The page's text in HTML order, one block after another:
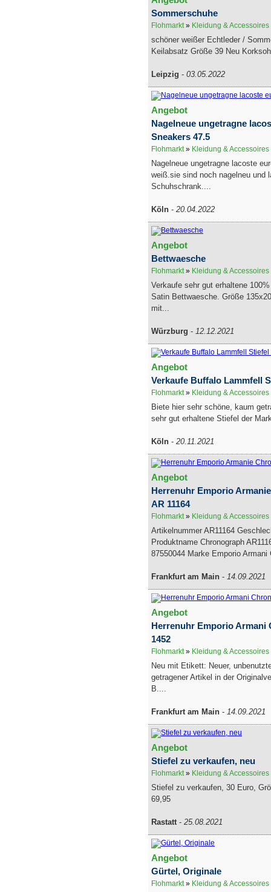
Sommerschuhe
Flohmarkt» Kleidung & Accessoires
schöner weißer Echtleder /
Keilabsatz Größe 39 Neu
Leipzig - 03.05.2022
Angebot
Nagelneue ungetragne
Sneakers 47.5
Flohmarkt» Kleidung & Accessoires
Nagelneue ungetragne lacoste
weiß.sie sind noch nagelneu und
Schuhschrank....
Köln - 20.04.2022
Angebot
Bettwaesche
Flohmarkt» Kleidung & Accessoires
Verkaufe sehr gut erhaltene
Satin Bettwaesche. Größe
mit...
Würzburg - 12.12.2021
Angebot
Verkaufe Buffalo Lammfell
Flohmarkt» Kleidung & Accessoires
Biete hier sehr schöne, kaum
sehr gut erhaltene Stiefel der
Köln - 20.11.2021
Angebot
Herrenuhr Emporio
AR 11164
Flohmarkt» Kleidung & Accessoires
Artikelnummer AR11164
Produktname Chronograph
87550044 Marke Emporio Armani
Frankfurt am Main - 14.09.2021
Angebot
Herrenuhr Emporio Armani
1452
Flohmarkt» Kleidung & Accessoires
Neu mit Etikett: Neuer,
getragener Artikel in der
B....
Frankfurt am Main - 14.09.2021
Angebot
Stiefel zu verkaufen, neu
Flohmarkt» Kleidung & Accessoires
Stiefel zu verkaufen, 30 Euro,
69,95
Rastatt - 25.08.2021
Angebot
Gürtel, Originale
Flohmarkt» Kleidung & Accessoires